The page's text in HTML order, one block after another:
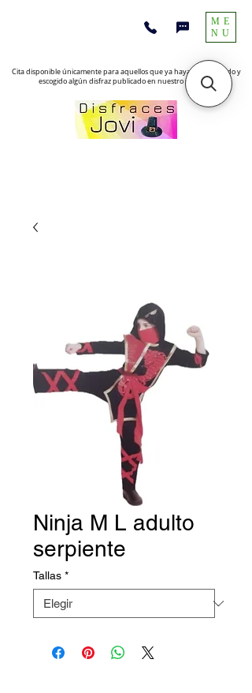
Cita disponible únicamente para aquellos que ya hayan encontrado y
escogido algún disfraz publicado en nuestro sitio web
ME
NU
Ninja M L adulto
serpiente
Tallas *